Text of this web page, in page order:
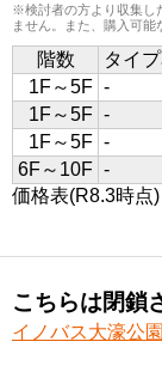
※検討者の方より収集し
ません。また、購入可能
階数 タイ
1F～5F -
1F～5F -
1F～5F -
6F～10F -
価格表(R8.3時点)
こちらは閉鎖
イノバス大濠公